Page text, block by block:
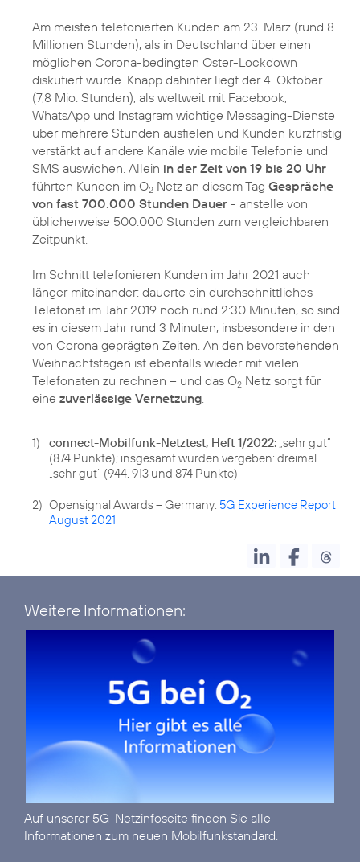
Am meisten telefonierten Kunden am 23. März (rund 8
Millionen Stunden), als in Deutschland über einen
möglichen Corona-bedingten Oster-Lockdown
diskutiert wurde. Knapp dahinter liegt der 4. Oktober
(7,8 Mio. Stunden), als weltweit mit Facebook,
WhatsApp und Instagram wichtige Messaging-Dienste
über mehrere Stunden ausfielen und Kunden kurzfristig
verstärkt auf andere Kanäle wie mobile Telefonie und
SMS auswichen. Allein in der Zeit von 19 bis 20 Uhr
führten Kunden im O2 Netz an diesem Tag Gespräche
von fast 700.000 Stunden Dauer - anstelle von
üblicherweise 500.000 Stunden zum vergleichbaren
Zeitpunkt.
Im Schnitt telefonieren Kunden im Jahr 2021 auch
länger miteinander: dauerte ein durchschnittliches
Telefonat im Jahr 2019 noch rund 2:30 Minuten, so sind
es in diesem Jahr rund 3 Minuten, insbesondere in den
von Corona geprägten Zeiten. An den bevorstehenden
Weihnachtstagen ist ebenfalls wieder mit vielen
Telefonaten zu rechnen – und das O2 Netz sorgt für
eine zuverlässige Vernetzung
1) connect-Mobilfunk-Netztest, Heft 1/2022: „sehr gut“
(874 Punkte); insgesamt wurden vergeben: dreimal
„sehr gut“ (944, 913 und 874 Punkte)
2) Opensignal Awards – Germany: 5G Experience Report
August 2021
Weitere Informationen:
Auf unserer 5G-Netzinfoseite finden Sie alle
Informationen zum neuen Mobilfunkstandard.